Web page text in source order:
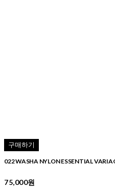
구매하기
022 WASHA NYLON ESSENTIAL
75,000원